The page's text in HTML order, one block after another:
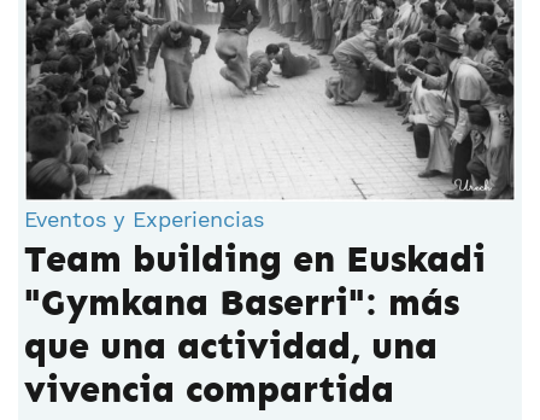
Eventos y Experiencias
Team building en Euskadi
"Gymkana Baserri": más
que una actividad, una
vivencia compartida